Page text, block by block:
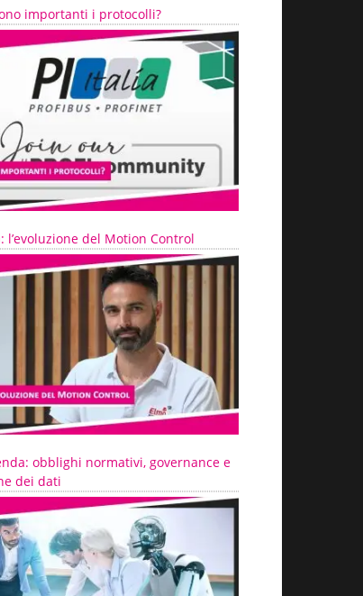
importanti i protocolli?
l’evoluzione del Motion Control
obblighi normativi, governance e
dei dati